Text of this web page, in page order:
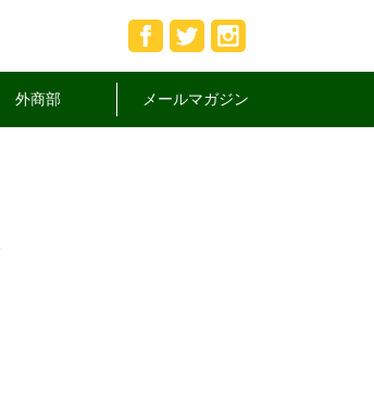
外商部 メールマガジン